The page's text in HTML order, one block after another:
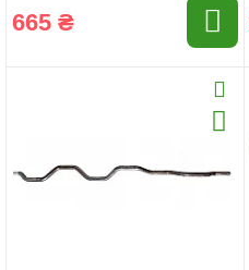
665 ₴